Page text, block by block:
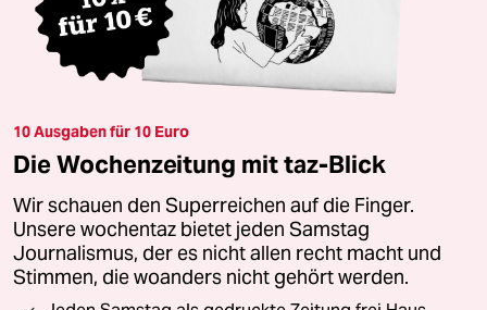
10 Ausgaben für 10 Euro
Die Wochenzeitung mit taz-Blick
Wir schauen den Superreichen auf die Finger.
Unsere wochentaz bietet jeden Samstag
Journalismus, der es nicht allen recht macht und
Stimmen, die woanders nicht gehört werden.